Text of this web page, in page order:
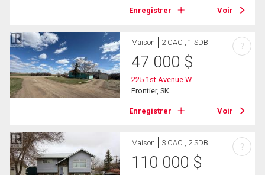
Enregistrer Voir
Maison 2 CAC , 1 SDB
47 000 $
225 1st Avenue W
Frontier, SK
Enregistrer Voir
?
Maison 3 CAC , 2 SDB
110 000 $
?